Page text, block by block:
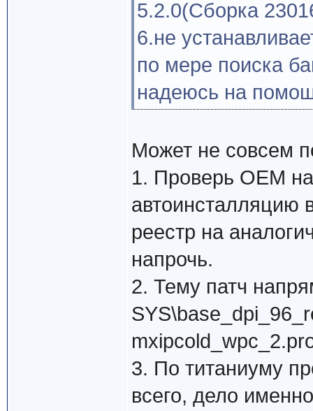
5.2.0(Сборка
6.не
по мере поиска
надеюсь на
Может не совсем
1. Проверь OEM
автоинсталляцию
реестр на
напрочь.
2. Тему патч
3. По титаниуму
всего, дело